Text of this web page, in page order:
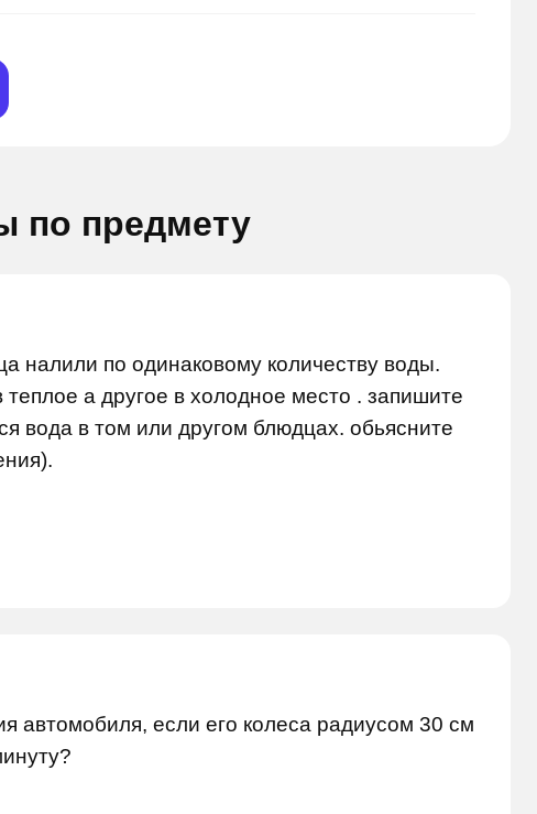
по предмету
налили по одинаковому количеству воды.
а другое в холодное место . запишите
вода в том или другом блюдцах. обьясните
автомобиля, если его колеса радиусом 30 см